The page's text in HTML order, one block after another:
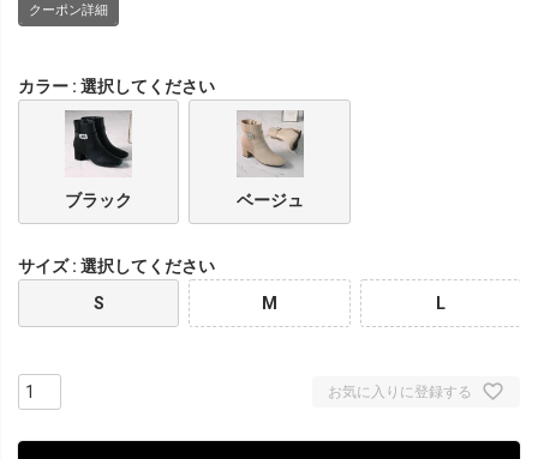
クーポン詳細
カラー 選択してください
ブラック ベージュ
サイズ
選択してください
S
M L
お気に入りに登録する